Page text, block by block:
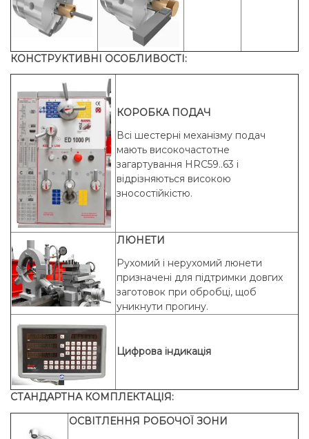
КОНСТРУКТИВНІ ОСОБЛИВОСТІ:
КОРОБКА ПОДАЧ
Всі шестерні механізму подач
мають високочастотне
загартування HRC59..63 і
відрізняються високою
зносостійкістю.
ЛЮНЕТИ
Рухомий і нерухомий люнети
призначені для підтримки довгих
заготовок при обробці, щоб
уникнути прогину.
Цифрова індикація
СТАНДАРТНА КОМПЛЕКТАЦІЯ:
ОСВІТЛЕННЯ РОБОЧОЇ ЗОНИ